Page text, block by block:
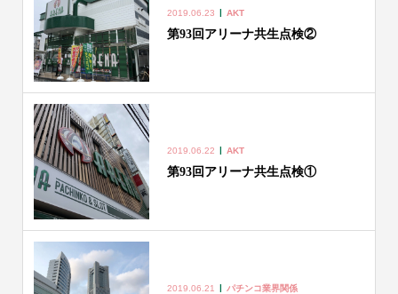
2019.06.23 AKT
第93回アリーナ共生点検②
2019.06.22 AKT
第93回アリーナ共生点検①
2019.06.21 パチンコ業界関係